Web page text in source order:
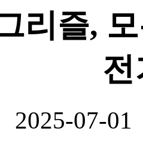
리즐,
2025-07-01